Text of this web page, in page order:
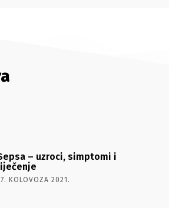
– uzroci, simptomi i
KOLOVOZA 2021.